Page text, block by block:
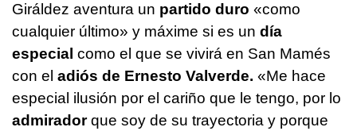
Giráldez aventura un partido duro «como
cualquier último» y máxime si es un día
especial como el que se vivirá en San Mamés
con el adiós de Ernesto Valverde. «Me hace
especial ilusión por el cariño que le tengo, por lo
admiradorque soy de su trayectoria y porque